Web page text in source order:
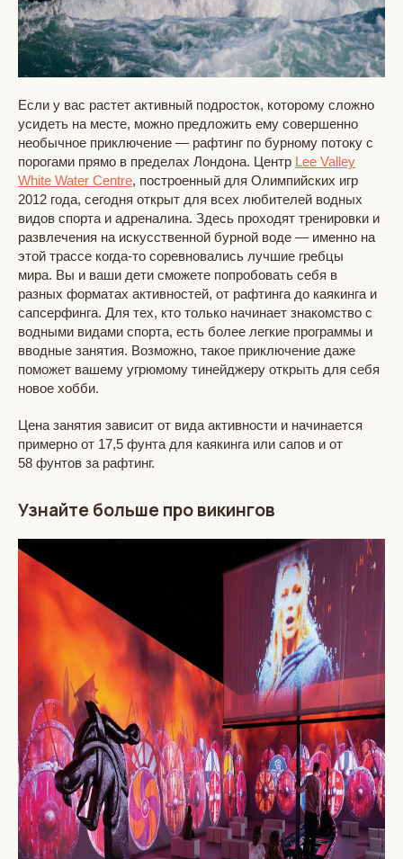
Если у вас растет активный подросток, которому сложно
усидеть на месте, можно предложить ему совершенно
необычное приключение — рафтинг по бурному потоку с
порогами прямо в пределах Лондона. Центр Lee Valley
White Water Centre, построенный для Олимпийских игр
2012 года, сегодня открыт для всех любителей водных
видов спорта и адреналина. Здесь проходят тренировки и
развлечения на искусственной бурной воде — именно на
этой трассе когда-то соревновались лучшие гребцы
мира. Вы и ваши дети сможете попробовать себя в
разных форматах активностей, от рафтинга до каякинга и
сапсерфинга. Для тех, кто только начинает знакомство с
водными видами спорта, есть более легкие программы и
вводные занятия. Возможно, такое приключение даже
поможет вашему угрюмому тинейджеру открыть для себя
новое хобби.
Цена занятия зависит от вида активности и начинается
примерно от 17,5 фунта для каякинга или сапов и от
58 фунтов за рафтинг.
Узнайте больше про викингов